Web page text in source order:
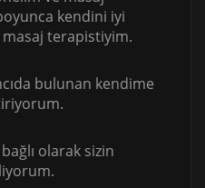
kendini iyi
terapistiyim.
bulunan kendime
olarak sizin